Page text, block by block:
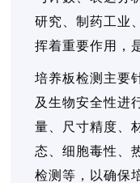
研究、制药工业
挥着重要作用，
培养板检测主要
及生物安全性进
量、尺寸精度、
态、细胞毒性、
检测等，以确保